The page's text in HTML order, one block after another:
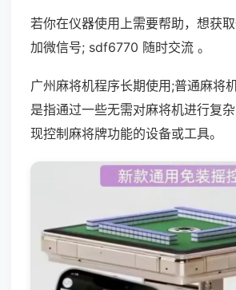
若你在仪器使用上需要帮助，想获
加微信号; sdf6770 随时交流 。
广州麻将机程序长期使用;普通麻将
是指通过一些无需对麻将机进行复
现控制麻将牌功能的设备或工具。